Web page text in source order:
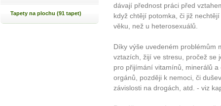
Tapety na plochu (91 tapet)
dávají přednost práci před
když chtějí potomka, či již
věku, než u heterosexuálů.
Díky výše uvedeném problémům
vztazích, žijí ve stresu, pročež se
pro přijímání vitamínů, minerálů
orgánů, později k nemoci, či
závislosti na drogách, atd. - viz